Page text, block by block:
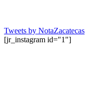
Tweets by NotaZacatecas
[jr_instagram id="1"]